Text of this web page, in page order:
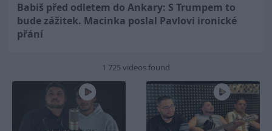
Babiš před odletem do Ankary: S Trumpem to
bude zážitek. Macinka poslal Pavlovi ironické
přání
1 725 videos found